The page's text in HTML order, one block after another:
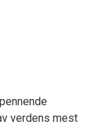
verdens mest